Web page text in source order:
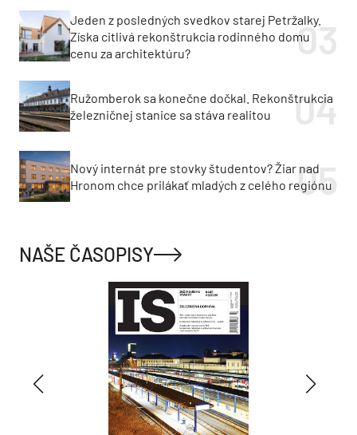
Jeden z posledných svedkov starej Petržalky.
Získa citlivá rekonštrukcia rodinného domu
cenu za architektúru?
Ružomberok sa konečne dočkal. Rekonštrukcia
železničnej stanice sa stáva realitou
Nový internát pre stovky študentov? Žiar nad
Hronom chce prilákať mladých z celého regiónu
NAŠE ČASOPISY